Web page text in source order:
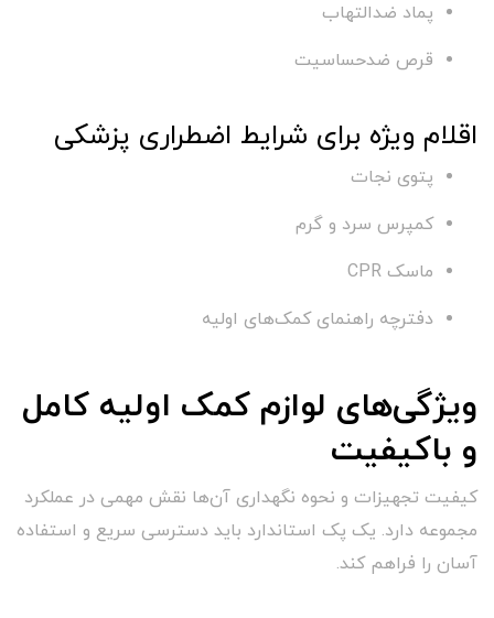
پماد ضدالتهاب
قرص ضدحساسیت
اقلام ویژه برای شرایط اضطراری پزشکی
پتوی نجات
کمپرس سرد و گرم
ماسک CPR
دفترچه راهنمای کمک‌های اولیه
ویژگی‌های لوازم کمک اولیه کامل
و باکیفیت
کیفیت تجهیزات و نحوه نگهداری آن‌ها نقش مهمی در عملکرد
مجموعه دارد. یک پک استاندارد باید دسترسی سریع و استفاده
آسان را فراهم کند.